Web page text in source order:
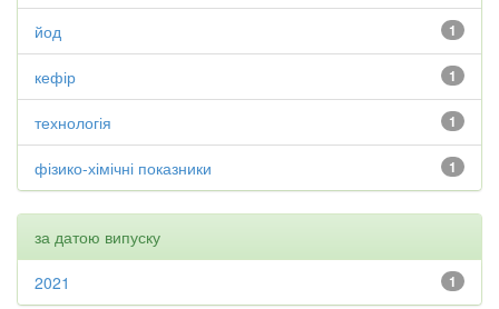
1
йод
1
кефір
1
технологія
1
фізико-хімічні показники
за датою випуску
1
2021